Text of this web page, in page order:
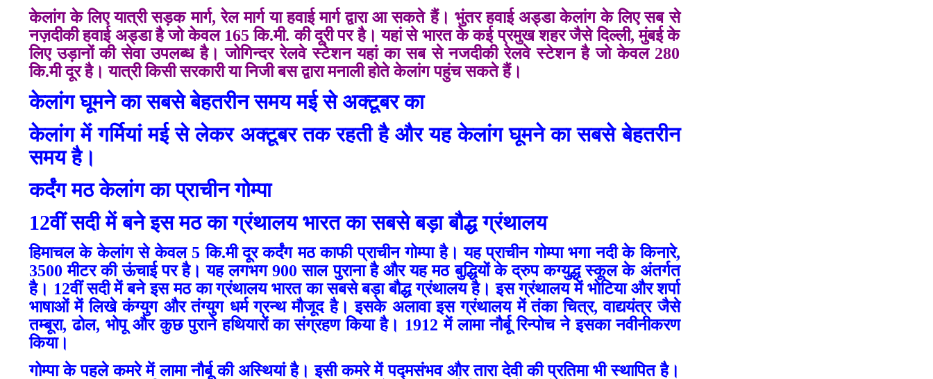
केलांग के लिए यात्री सड़क मार्ग, रेल मार्ग या हवाई मार्ग द्वारा आ सकते हैं। भुंतर हवाई अड्डा केलांग के लिए सब से
नज़दीकी हवाई अड्डा है जो केवल 165 कि.मी. की दूरी पर है। यहां से भारत के कई प्रमुख शहर जैसे दिल्ली, मुंबई के
लिए उड़ानों की सेवा उपलब्ध है। जोगिन्दर रेलवे स्टेशन यहां का सब से नजदीकी रेलवे स्टेशन है जो केवल 280
कि.मी दूर है। यात्री किसी सरकारी या निजी बस द्वारा मनाली होते केलांग पहुंच सकते हैं।
केलांग घूमने का सबसे बेहतरीन समय मई से अक्टूबर का
केलांग में गर्मियां मई से लेकर अक्टूबर तक रहती है और यह केलांग घूमने का सबसे बेहतरीन
समय है।
कर्दंग मठ केलांग का प्राचीन गोम्पा
12वीं सदी में बने इस मठ का ग्रंथालय भारत का सबसे बड़ा बौद्ध ग्रंथालय
हिमाचल के केलांग से केवल 5 कि.मी दूर कर्दंग मठ काफी प्राचीन गोम्पा है। यह प्राचीन गोम्पाभगा नदीके किनारे,
3500 मीटर की ऊंचाई पर है। यह लगभग 900 साल पुराना है और यह मठ बुद्धियों के द्रुप कग्युद्ध स्कूल के अंतर्गत
है। 12वीं सदी में बने इस मठ का ग्रंथालय भारत का सबसे बड़ा बौद्ध ग्रंथालय है। इस ग्रंथालय में भोटिया और शर्पा
भाषाओं में लिखे कंग्युग और तंग्युग धर्म ग्रन्थ मौजूद है। इसके अलावा इस ग्रंथालय में तंका चित्र, वाद्ययंत्र जैसे
तम्बूरा, ढोल, भोपू और कुछ पुराने हथियारों का संग्रहण किया है। 1912 में लामा नौर्बू रिन्पोच ने इसका नवीनीकरण
किया।
गोम्पा के पहले कमरे में लामा नौर्बू की अस्थियां है। इसी कमरे में पद्मसंभव और तारा देवी की प्रतिमा भी स्थापित है।